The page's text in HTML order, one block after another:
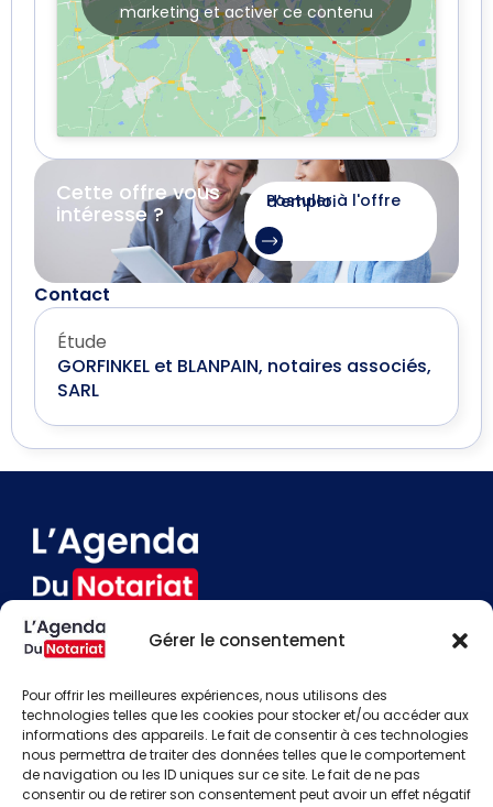
Gérer le consentement
Pour offrir les meilleures expériences, nous utilisons des
technologies telles que les cookies pour stocker et/ou accéder aux
informations des appareils. Le fait de consentir à ces technologies
nous permettra de traiter des données telles que le comportement
de navigation ou les ID uniques sur ce site. Le fait de ne pas
consentir ou de retirer son consentement peut avoir un effet négatif
marketing et activer ce contenu
Cette offre vous
intéresse ?
Postuler à l'offre d'emploi
Contact
Étude
GORFINKEL et BLANPAIN, notaires associés,
SARL
Contact
Besoin d'aide
Actualités
Évènements
Offres d'emploi